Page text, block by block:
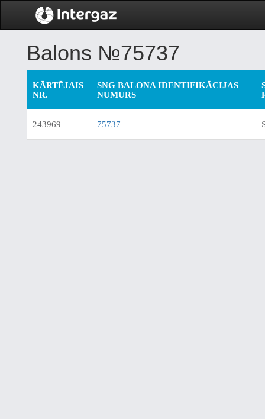
Balons №75737
KĀRTĒJAIS
NR.
SNG BALONA IDENTIFIKĀCIJAS
NUMURS
243969 75737